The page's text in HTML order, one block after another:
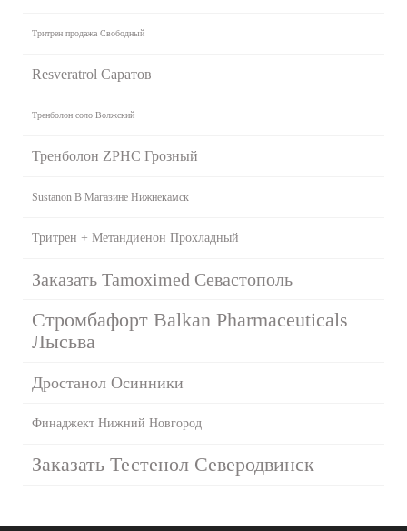
Тритрен продажа Свободный
Resveratrol Саратов
Тренболон соло Волжский
Тренболон ZPHC Грозный
Sustanon В Магазине Нижнекамск
Тритрен + Метандиенон Прохладный
Заказать Tamoximed Севастополь
Стромбафорт Balkan Pharmaceuticals
Лысьва
Дростанол Осинники
Финаджект Нижний Новгород
Заказать Тестенол Северодвинск